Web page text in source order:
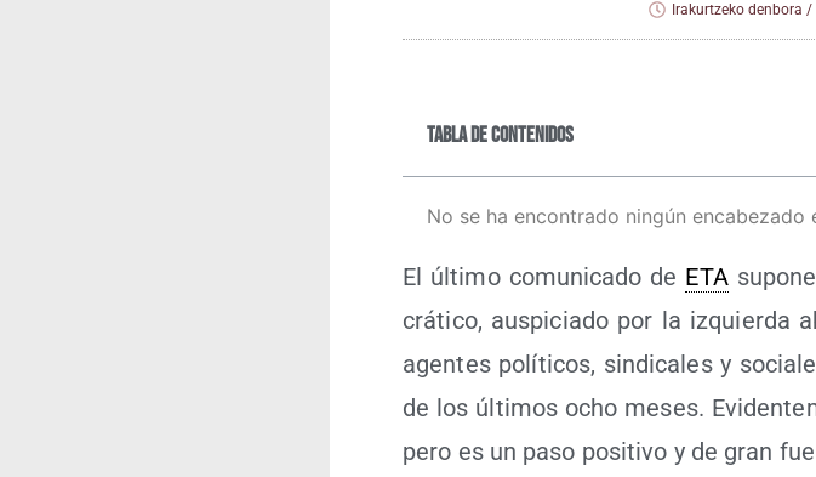
Irakurtzeko denbora
Tabla de contenidos
No se ha encontrado ningún encabezado
El últi­mo comu­ni­ca­do de ETA
crá­ti­co, aus­pi­cia­do por la izquier­da
agen­tes polí­ti­cos, sin­di­ca­les y
de los últi­mos ocho meses.
pero es un paso posi­ti­vo y de gran